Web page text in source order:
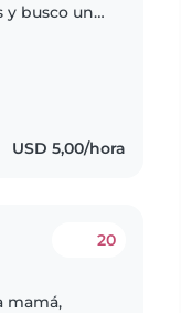
y busco una
USD 5,00/hora
20
mamá,